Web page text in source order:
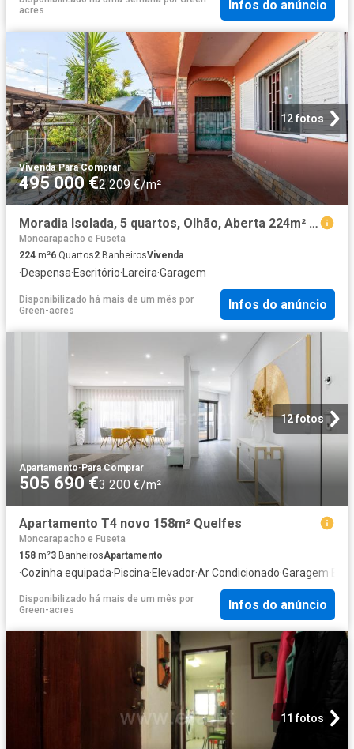
acres
Infos do anúncio
12 fotos
Vivenda·Para Comprar
495 000 €2 209 €/m²
Moradia Isolada, 5 quartos, Olhão, Aberta 224m² Olhão
Moncarapacho e Fuseta
224 m²6 Quartos2 BanheirosVivenda
·Despensa·Escritório· Lareira·Garagem
Disponibilizado há mais de um mês por
Green-acres
Infos do anúncio
12 fotos
Apartamento·Para Comprar
505 690 €3 200 €/m²
Apartamento T4 novo 158m² Quelfes
Moncarapacho e Fuseta
158 m²3 BanheirosApartamento
·Cozinha equipada·Piscina·Elevador·Ar Condicionado·Garagem·
Disponibilizado há mais de um mês por
Green-acres
Infos do anúncio
11 fotos